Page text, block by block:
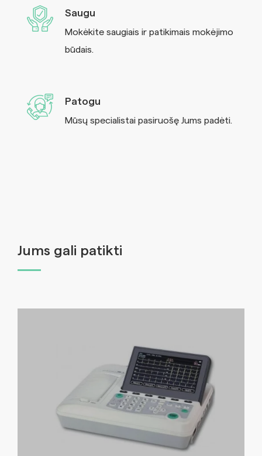
Saugu
Mokėkite saugiais ir patikimais mokėjimo
būdais.
Patogu
Mūsų specialistai pasiruošę Jums padėti.
Jums gali patikti